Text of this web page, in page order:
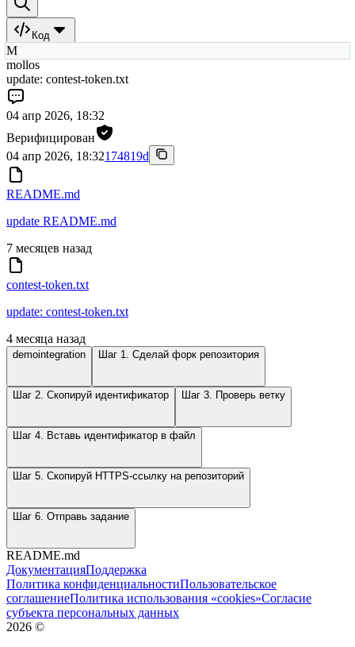
Код
M
mollos
update: contest-token.txt
04 апр 2026, 18:32
Верифицирован
04 апр 2026, 18:32174819d
README.md
update README.md
7 месяцев назад
contest-token.txt
update: contest-token.txt
4 месяца назад
demointegration Шаг 1. Сделай форк репозитория
Шаг 2. Скопируй идентификатор Шаг 3. Проверь ветку
Шаг 4. Вставь идентификатор в файл
Шаг 5. Скопируй HTTPS-ссылку на репозиторий
Шаг 6. Отправь задание
README.md
ДокументацияПоддержка
Политика конфиденциальностиПользовательское
соглашениеПолитика использования «cookies»Согласие
субъекта персональных данных
2026 ©